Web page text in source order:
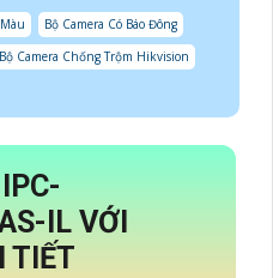
Bộ Camera Có Báo Đông
Bộ Camera Chống Trộm Hikvision
IL VỚI
TIẾT